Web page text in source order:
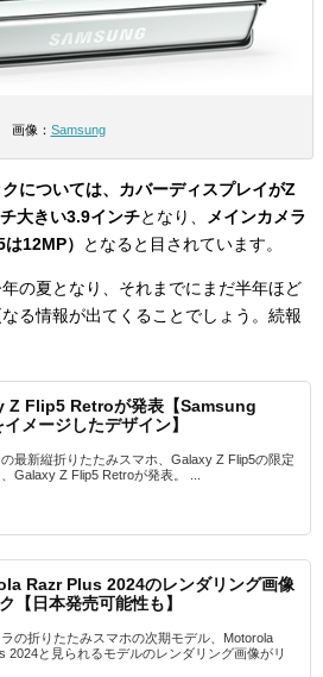
画像： Samsung
については、カバーディスプレイがZ
大きい3.9インチとなり、
メインカメラ
12MP）
となると目されています。
の夏となり、それまでにまだ半年ほど
る情報が出てくることでしょう。続報
Z Flip5 Retroが発表【Samsung
メージしたデザイン】
最新縦折りたたみスマホ、Galaxy Z Flip5の限定
Galaxy Z Flip5 Retroが発表。 ...
Razr Plus 2024のレンダリング画像
【日本発売可能性も】
の折りたたみスマホの次期モデル、Motorola
2024と見られるモデルのレンダリング画像がリ